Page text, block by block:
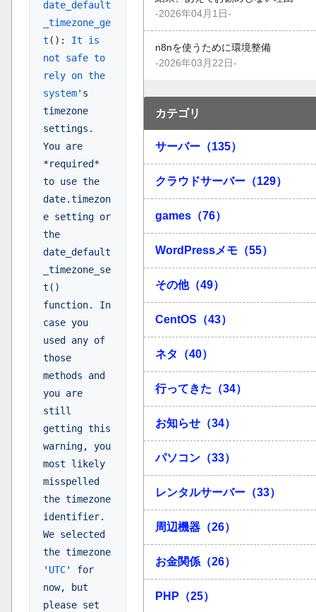
date_default
_timezone_ge
t (): It is
not safe to
rely on the
system's
timezone
settings.
You are
*required*
to use the
date.timezon
e setting or
the
date_default
_timezone_se
t()
function. In
case you
used any of
those
methods and
you are
still
getting this
warning, you
most likely
misspelled
the timezone
identifier.
We selected
the timezone
' UTC' for
now, but
please set
-2026年04月1日-
n8nを使うために環境整備
-2026年03月22日-
カテゴリ
サーバー（135）
クラウドサーバー（129）
games（76）
WordPressメモ（55）
その他（49）
CentOS（43）
ネタ（40）
行ってきた（34）
お知らせ（34）
パソコン（33）
レンタルサーバー（33）
周辺機器（26）
お金関係（26）
PHP（25）